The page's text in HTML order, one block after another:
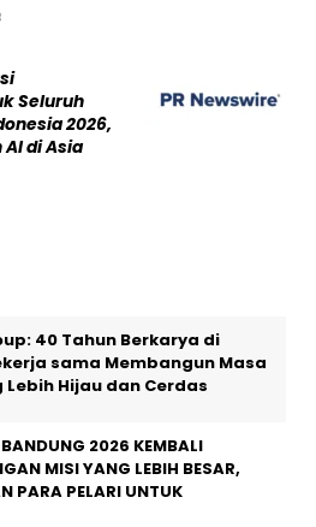
Seluruh
2026,
di Asia
40 Tahun Berkarya di
sama Membangun Masa
Lebih Hijau dan Cerdas
2026 KEMBALI
MISI YANG LEBIH BESAR,
PARA PELARI UNTUK